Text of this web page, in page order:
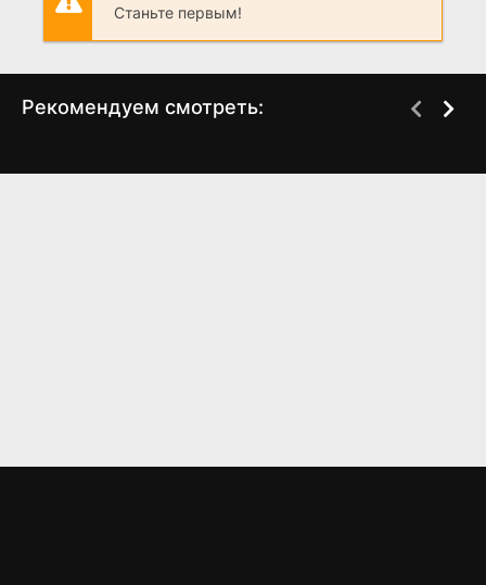
Станьте первым!
Рекомендуем смотреть: